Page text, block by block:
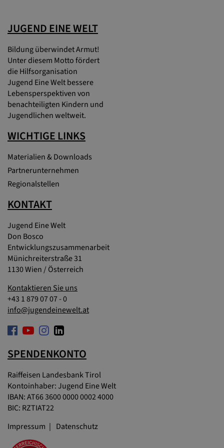
JUGEND EINE WELT
Bildung überwindet Armut!
Unter diesem Motto fördert
die Hilfsorganisation
Jugend Eine Welt bessere
Lebensperspektiven von
benachteiligten Kindern und
Jugendlichen weltweit.
WICHTIGE LINKS
Materialien & Downloads
Partnerunternehmen
Regionalstellen
KONTAKT
Jugend Eine Welt
Don Bosco
Entwicklungszusammenarbeit
Münichreiterstraße 31
1130 Wien / Österreich
Kontaktieren Sie uns
+43 1 879 07 07 - 0
info@jugendeinewelt.at
SPENDENKONTO
Raiffeisen Landesbank Tirol
Kontoinhaber: Jugend Eine Welt
IBAN: AT66 3600 0000 0002 4000
BIC: RZTIAT22
Impressum
Datenschutz